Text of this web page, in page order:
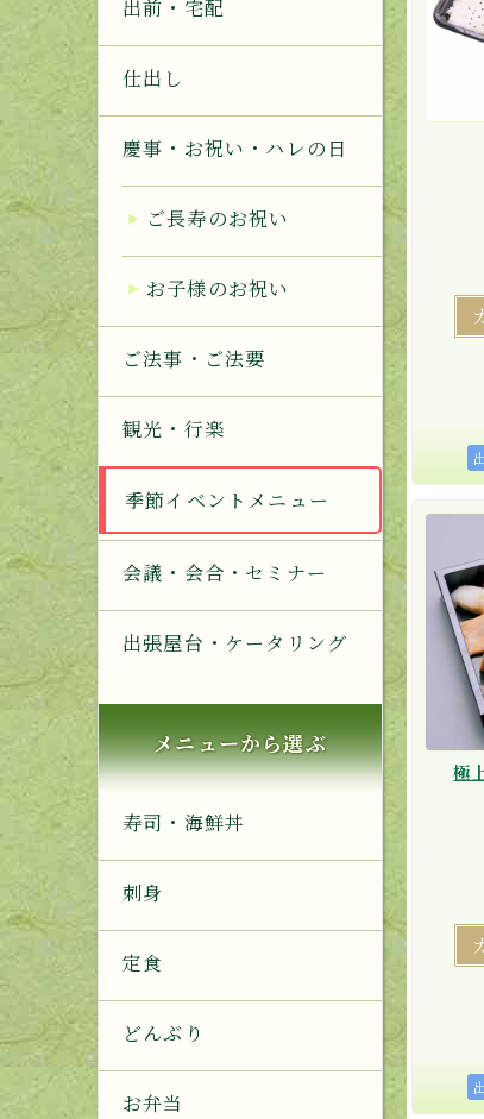
出前・宅配
仕出し
慶事・お祝い・ハレの日
ご長寿のお祝い
お子様のお祝い
ご法事・ご法要
観光・行楽
季節イベントメニュー
会議・会合・セミナー
出張屋台・ケータリング
メニューから選ぶ
寿司・海鮮丼
刺身
定食
どんぶり
お弁当
極